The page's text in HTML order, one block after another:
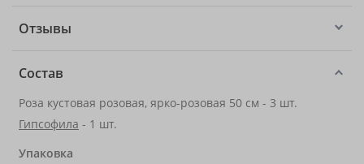
Отзывы
Состав
Роза кустовая розовая, ярко-розовая 50 см - 3 шт.
Гипсофила - 1 шт.
Упаковка